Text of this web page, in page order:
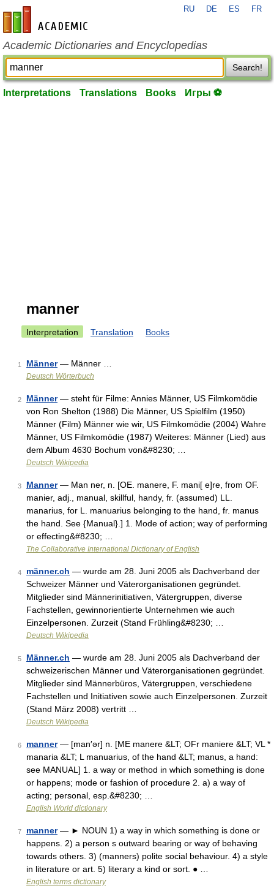
en-academic.com
RU DE ES FR
Academic Dictionaries and Encyclopedias
Search!
Interpretations Translations Books Игры ⚽
manner
Interpretation Translation Books
1 Männer— Männer …
Deutsch Wörterbuch
2 Männer— steht für Filme: Annies Männer, US Filmkomödie
von Ron Shelton (1988) Die Männer, US Spielfilm (1950)
Männer (Film) Männer wie wir, US Filmkomödie (2004) Wahre
Männer, US Filmkomödie (1987) Weiteres: Männer (Lied) aus
dem Album 4630 Bochum von&#8230; …
Deutsch Wikipedia
3 Manner— Man ner, n. [OE. manere, F. mani[ e]re, from OF.
manier, adj., manual, skillful, handy, fr. (assumed) LL.
manarius, for L. manuarius belonging to the hand, fr. manus
the hand. See {Manual}.] 1. Mode of action; way of performing
or effecting&#8230; …
The Collaborative International Dictionary of English
4 männer.ch — wurde am 28. Juni 2005 als Dachverband der
Schweizer Männer und Väterorganisationen gegründet.
Mitglieder sind Männerinitiativen, Vätergruppen, diverse
Fachstellen, gewinnorientierte Unternehmen wie auch
Einzelpersonen. Zurzeit (Stand Frühling&#8230; …
Deutsch Wikipedia
5 Männer.ch — wurde am 28. Juni 2005 als Dachverband der
schweizerischen Männer und Väterorganisationen gegründet.
Mitglieder sind Männerbüros, Vätergruppen, verschiedene
Fachstellen und Initiativen sowie auch Einzelpersonen. Zurzeit
(Stand März 2008) vertritt …
Deutsch Wikipedia
6 manner— [man′ər] n. [ME manere &LT; OFr maniere &LT; VL *
manaria &LT; L manuarius, of the hand &LT; manus, a hand:
see MANUAL] 1. a way or method in which something is done
or happens; mode or fashion of procedure 2. a) a way of
acting; personal, esp.&#8230; …
English World dictionary
7 manner— ► NOUN 1) a way in which something is done or
happens. 2) a person s outward bearing or way of behaving
towards others. 3) (manners) polite social behaviour. 4) a style
in literature or art. 5) literary a kind or sort. ● …
English terms dictionary